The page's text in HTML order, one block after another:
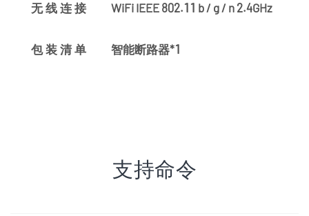
无线连接 WiFi IEEE 802.11 b / g / n 2.4GHz
包装清单 智能断路器*1
支持命令